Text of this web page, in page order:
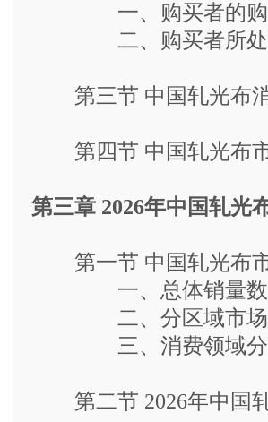
一、购买者的购买
二、购买者所处
第三节 中国轧光布消
第四节 中国轧光布市
第三章 2026年中国轧光
第一节 中国轧光布市
一、总体销量数
二、分区域市场
三、消费领域分
第二节 2026年中国